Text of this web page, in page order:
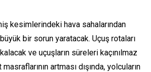
kesimlerindeki hava sahalarından
bir sorun yaratacak. Uçuş rotaları
ve uçuşların süreleri kaçınılmaz
artması dışında, yolcuların